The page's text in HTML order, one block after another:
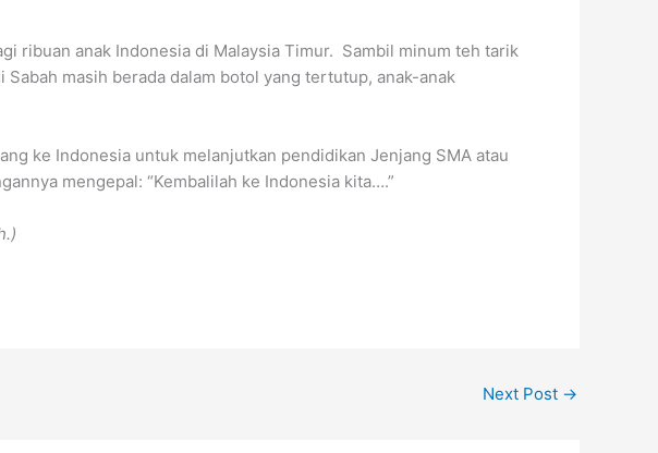
ribuan anak Indonesia di Malaysia Timur. Sambil minum teh tarik
masih berada dalam botol yang tertutup, anak-anak
ke Indonesia untuk melanjutkan pendidikan Jenjang SMA atau
mengepal: “Kembalilah ke Indonesia kita….”
Next Post →